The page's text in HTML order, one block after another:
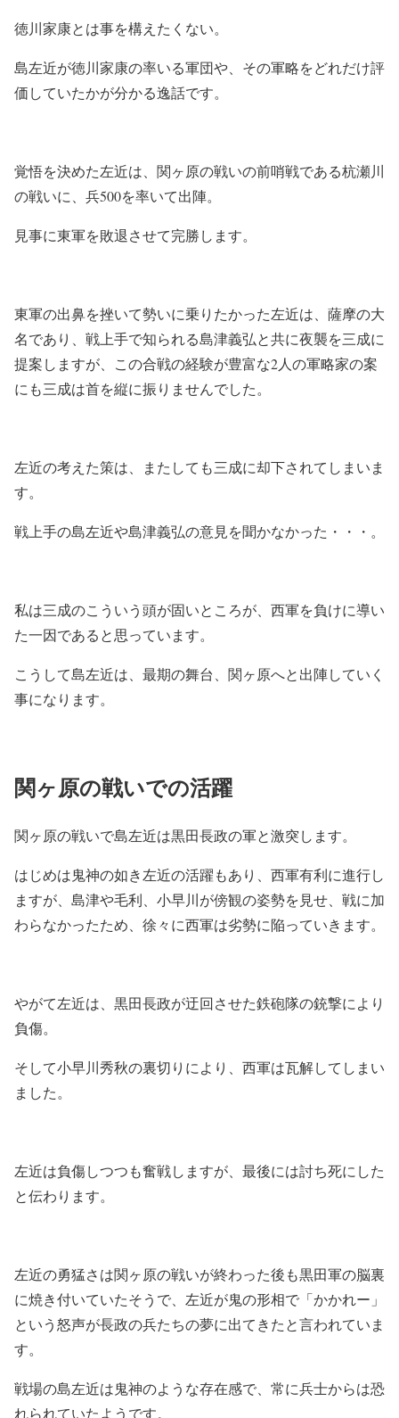
徳川家康とは事を構えたくない。
島左近が徳川家康の率いる軍団や、その軍略をどれだけ評
価していたかが分かる逸話です。
覚悟を決めた左近は、関ヶ原の戦いの前哨戦である杭瀬川
の戦いに、兵500を率いて出陣。
見事に東軍を敗退させて完勝します。
東軍の出鼻を挫いて勢いに乗りたかった左近は、薩摩の大
名であり、戦上手で知られる島津義弘と共に夜襲を三成に
提案しますが、この合戦の経験が豊富な2人の軍略家の案
にも三成は首を縦に振りませんでした。
左近の考えた策は、またしても三成に却下されてしまいま
す。
戦上手の島左近や島津義弘の意見を聞かなかった・・・。
私は三成のこういう頭が固いところが、西軍を負けに導い
た一因であると思っています。
こうして島左近は、最期の舞台、関ヶ原へと出陣していく
事になります。
関ヶ原の戦いでの活躍
関ヶ原の戦いで島左近は黒田長政の軍と激突します。
はじめは鬼神の如き左近の活躍もあり、西軍有利に進行し
ますが、島津や毛利、小早川が傍観の姿勢を見せ、戦に加
わらなかったため、徐々に西軍は劣勢に陥っていきます。
やがて左近は、黒田長政が迂回させた鉄砲隊の銃撃により
負傷。
そして小早川秀秋の裏切りにより、西軍は瓦解してしまい
ました。
左近は負傷しつつも奮戦しますが、最後には討ち死にした
と伝わります。
左近の勇猛さは関ヶ原の戦いが終わった後も黒田軍の脳裏
に焼き付いていたそうで、左近が鬼の形相で「かかれー」
という怒声が長政の兵たちの夢に出てきたと言われていま
す。
戦場の島左近は鬼神のような存在感で、常に兵士からは恐
れられていたようです。